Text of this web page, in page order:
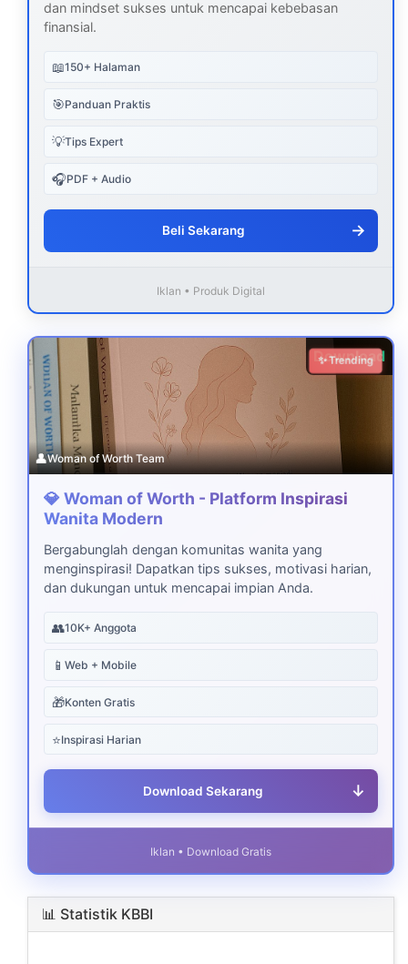
dan mindset sukses untuk mencapai kebebasan
finansial.
📖150+ Halaman
🎯Panduan Praktis
💡Tips Expert
🎧PDF + Audio
Beli Sekarang →
Iklan • Produk Digital
Download
✨ Trending
👤Woman of Worth Team
💎 Woman of Worth - Platform Inspirasi
Wanita Modern
Bergabunglah dengan komunitas wanita yang
menginspirasi! Dapatkan tips sukses, motivasi harian,
dan dukungan untuk mencapai impian Anda.
👥10K+ Anggota
📱 Web + Mobile
🎁Konten Gratis
⭐Inspirasi Harian
Download Sekarang ↓
Iklan • Download Gratis
📊 Statistik KBBI